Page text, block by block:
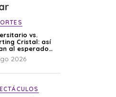
vs.
Cristal: así
al esperado
2026